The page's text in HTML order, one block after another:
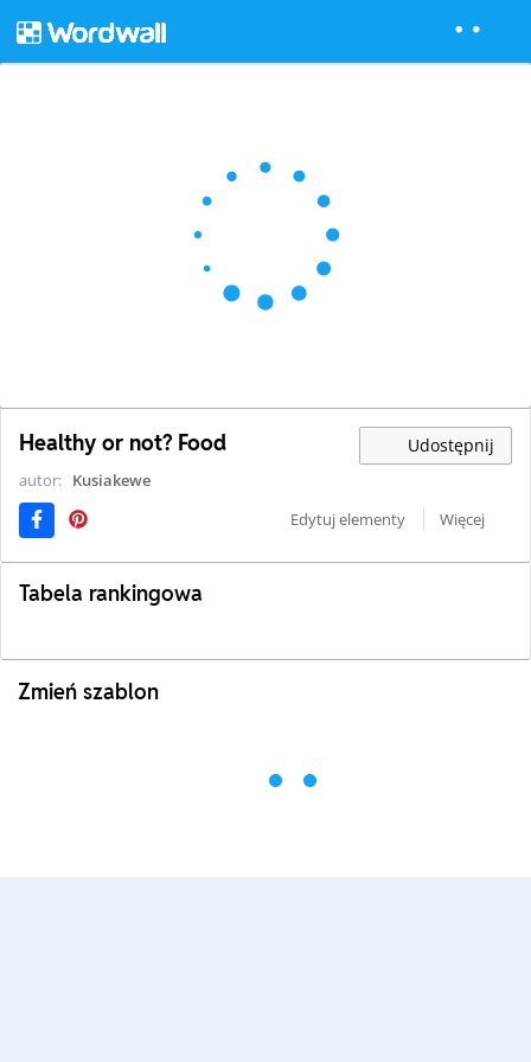
Healthy or not? Food Udostępnij
autor: Kusiakewe
Edytuj elementy
Więcej
Tabela rankingowa
Zmień szablon